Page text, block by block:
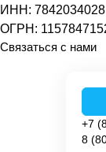
ИНН: 7842034028
ОГРН:
Связаться с нами
8
+7